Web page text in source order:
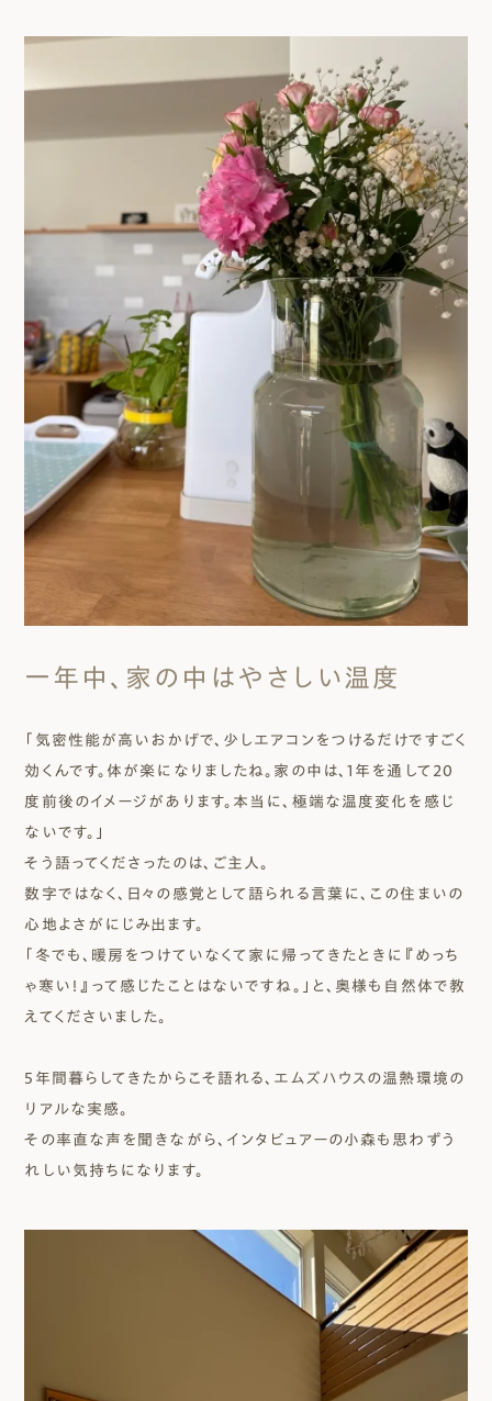
一年中、家の中はやさしい温度
「気密性能が高いおかげで、少しエアコンをつけるだけですごく
効くんです。体が楽になりましたね。家の中は、1年を通して20
度前後のイメージがあります。本当に、極端な温度変化を感じ
ないです。」
そう語ってくださったのは、ご主人。
数字ではなく、日々の感覚として語られる言葉に、この住まいの
心地よさがにじみ出ます。
「冬でも、暖房をつけていなくて家に帰ってきたときに『めっち
ゃ寒い！』って感じたことはないですね。」と、奥様も自然体で教
えてくださいました。
5年間暮らしてきたからこそ語れる、エムズハウスの温熱環境の
リアルな実感。
その率直な声を聞きながら、インタビュアーの小森も思わずう
れしい気持ちになります。